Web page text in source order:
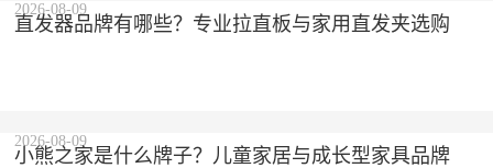
直发器品牌有哪些？专业拉直板与家用直发夹选购
2026-08-09
小熊之家是什么牌子？儿童家居与成长型家具品牌
2026-08-09